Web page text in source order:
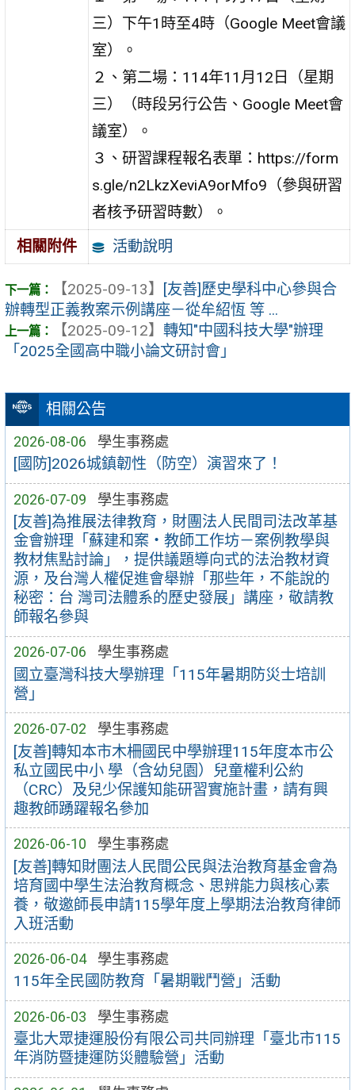
相關公告
2026-08-06 學生事務處
[國防]2026城鎮韌性（防空）演習來了！
2026-07-09 學生事務處
[友善]為推展法律教育，財團法人民間司法改革基
金會辦理「蘇建和案・教師工作坊－案例教學與
教材焦點討論」，提供議題導向式的法治教材資
源，及台灣人權促進會舉辦「那些年，不能說的
秘密：台 灣司法體系的歷史發展」講座，敬請教
師報名參與
2026-07-06 學生事務處
國立臺灣科技大學辦理「115年暑期防災士培訓
營」
2026-07-02 學生事務處
[友善]轉知本市木柵國民中學辦理115年度本市公
私立國民中小 學（含幼兒園）兒童權利公約
（CRC）及兒少保護知能研習實施計畫，請有興
趣教師踴躍報名參加
2026-06-10 學生事務處
[友善]轉知財團法人民間公民與法治教育基金會為
培育國中學生法治教育概念、思辨能力與核心素
養，敬邀師長申請115學年度上學期法治教育律師
入班活動
2026-06-04 學生事務處
115年全民國防教育「暑期戰鬥營」活動
2026-06-03 學生事務處
臺北大眾捷運股份有限公司共同辦理「臺北市115
年消防暨捷運防災體驗營」活動
三）下午1時至4時（Google Meet會議
室）。
２、第二場：114年11月12日（星期
三）（時段另行公告、Google Meet會
議室）。
３、研習課程報名表單：https://form
s.gle/n2LkzXeviA9orMfo9（參與研習
者核予研習時數）。
相關附件
活動說明
【2025-09-13】 [友善]歷史學科中心參與合
辦轉型正義教案示例講座－從牟紹恆 等 ...
【2025-09-12】 轉知"中國科技大學"辦理
「2025全國高中職小論文研討會」